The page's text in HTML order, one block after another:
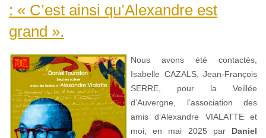
: « C’est ainsi qu’Alexandre est
grand ».
Nous avons été contactés,
Isabelle CAZALS, Jean-François
SERRE, pour la Veillée
d’Auvergne, l’association des
amis d’Alexandre VIALATTE et
moi, en mai 2025 par Daniel